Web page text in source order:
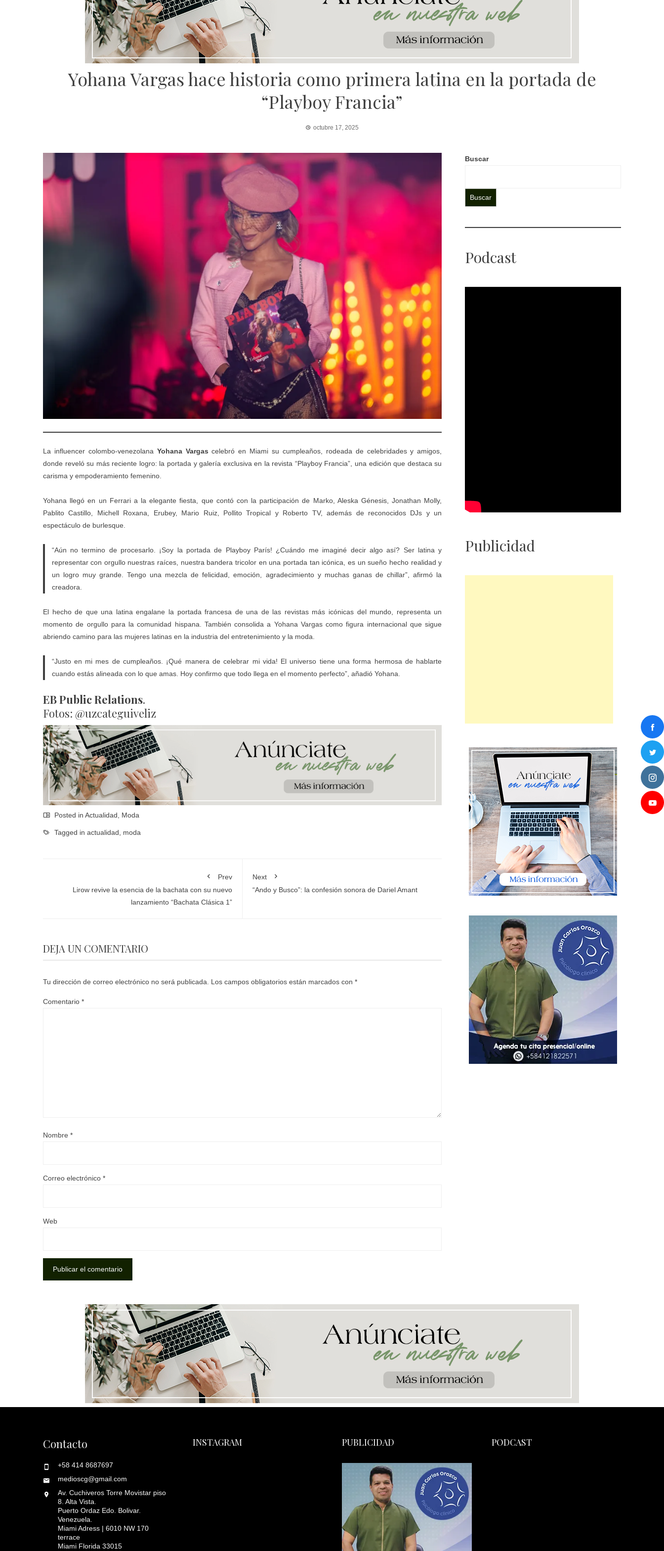
Yohana Vargas hace historia como primera latina en la portada de
“Playboy Francia”
octubre 17, 2025
La influencer colombo-venezolana Yohana Vargas celebró en Miami su cumpleaños, rodeada de celebridades y amigos,
donde reveló su más reciente logro: la portada y galería exclusiva en la revista “Playboy Francia”, una edición que destaca su
carisma y empoderamiento femenino.
Yohana llegó en un Ferrari a la elegante fiesta, que contó con la participación de Marko, ⁠Aleska Génesis, Jonathan Molly,
Pablito Castillo, Michell Roxana, Erubey, Mario Ruiz, Pollito Tropical y Roberto TV, además de reconocidos DJs y un
espectáculo de burlesque.
“Aún no termino de procesarlo. ¡Soy la portada de Playboy París! ¿Cuándo me imaginé decir algo así? Ser latina y
representar con orgullo nuestras raíces, nuestra bandera tricolor en una portada tan icónica, es un sueño hecho realidad y
un logro muy grande. Tengo una mezcla de felicidad, emoción, agradecimiento y muchas ganas de chillar”, afirmó la
creadora.
El hecho de que una latina engalane la portada francesa de una de las revistas más icónicas del mundo, representa un
momento de orgullo para la comunidad hispana. También consolida a Yohana Vargas como figura internacional que sigue
abriendo camino para las mujeres latinas en la industria del entretenimiento y la moda.
“Justo en mi mes de cumpleaños. ¡Qué manera de celebrar mi vida! El universo tiene una forma hermosa de hablarte
cuando estás alineada con lo que amas. Hoy confirmo que todo llega en el momento perfecto”, añadió Yohana.
EB Public Relations.
Fotos: @uzcateguiveliz
Posted in Actualidad Moda
Tagged in actualidad moda
Prev
Lirow revive la esencia de la bachata con su nuevo
lanzamiento “Bachata Clásica 1”
Next
“Ando y Busco”: la confesión sonora de Dariel Amant
DEJA UN COMENTARIO
Tu dirección de correo electrónico no será publicada. Los campos obligatorios están marcados con *
Comentario *
Nombre *
Correo electrónico *
Web
Buscar
Buscar
Podcast
Publicidad
Contacto
+58 414 8687697
medioscg@gmail.com
Av. Cuchiveros Torre Movistar piso
8. Alta Vista.
Puerto Ordaz Edo. Bolivar.
Venezuela.
Miami Adress | 6010 NW 170
terrace
Miami Florida 33015
INSTAGRAM PUBLICIDAD PODCAST